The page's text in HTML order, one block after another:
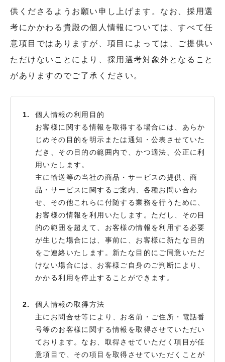
供くださるようお願い申し上げます。なお、採用選
考にかかわる貴殿の個人情報については、すべて任
意項目ではありますが、項目によっては、ご提供い
ただけないことにより、採用選考対象外となること
がありますのでご了承ください。
個人情報の利用目的
お客様に関する情報を取得する場合には、あらか
じめその目的を明示または通知・公表させていた
だき、その目的の範囲内で、かつ適法、公正に利
用いたします。
主に輸送等の当社の商品・サービスの提供、商
品・サービスに関するご案内、各種お問い合わ
せ、その他これらに付随する業務を行うために、
お客様の情報を利用いたします。ただし、その目
的の範囲を超えて、お客様の情報を利用する必要
が生じた場合には、事前に、お客様に新たな目的
をご連絡いたします。新たな目的にご同意いただ
けない場合には、お客様ご自身のご判断により、
かかる利用を停止することができます。
個人情報の取得方法
主にお問合せ等により、お名前・ご住所・電話番
号等のお客様に関する情報を取得させていただい
ております。なお、取得させていただく項目が任
意項目で、その項目を取得させていただくことが